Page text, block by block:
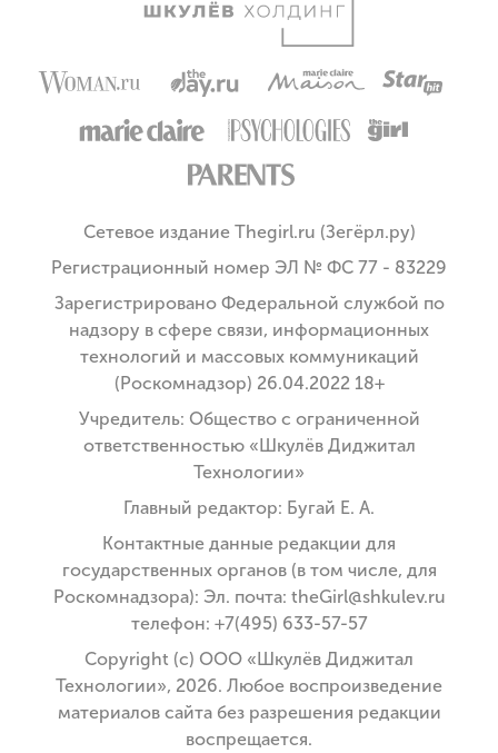
Сетевое издание Thegirl.ru (Зегёрл.ру)
Регистрационный номер ЭЛ № ФС 77 - 83229
Зарегистрировано Федеральной службой по
надзору в сфере связи, информационных
технологий и массовых коммуникаций
(Роскомнадзор) 26.04.2022 18+
Учредитель: Общество с ограниченной
ответственностью «Шкулёв Диджитал
Технологии»
Главный редактор: Бугай Е. А.
Контактные данные редакции для
государственных органов (в том числе, для
Роскомнадзора): Эл. почта: theGirl@shkulev.ru
телефон: +7(495) 633-57-57
Copyright (с) ООО «Шкулёв Диджитал
Технологии», 2026. Любое воспроизведение
материалов сайта без разрешения редакции
воспрещается.